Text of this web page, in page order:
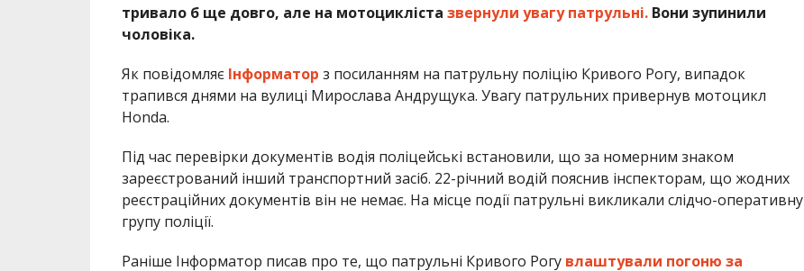
тривало б ще довго, але на мотоцикліста звернули увагу патрульні.Вони зупинили
чоловіка.
Як повідомляє Інформатор з посиланням на патрульну поліцію Кривого Рогу, випадок
трапився днями на вулиці Мирослава Андрущука. Увагу патрульних привернув мотоцикл
Honda.
Під час перевірки документів водія поліцейські встановили, що за номерним знаком
зареєстрований інший транспортний засіб. 22-річний водій пояснив інспекторам, що жодних
реєстраційних документів він не немає. На місце події патрульні викликали слідчо-оперативну
групу поліції.
Раніше Інформатор писав про те, що патрульні Кривого Рогу влаштували погоню за